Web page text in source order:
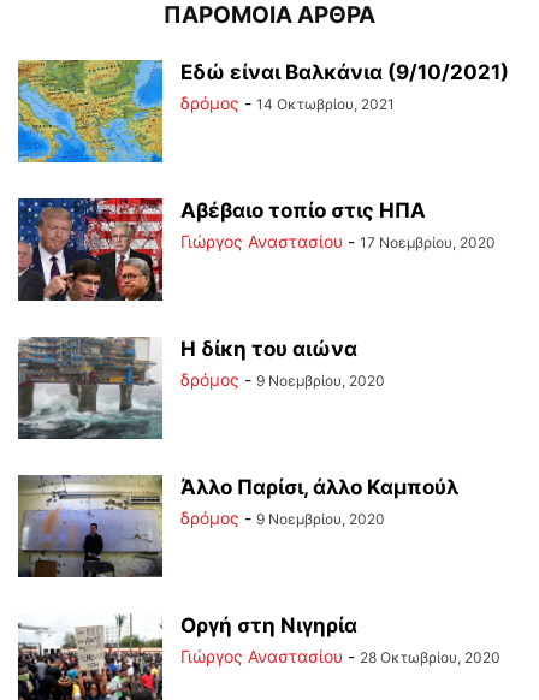
ΠΑΡΟΜΟΙΑ ΑΡΘΡΑ
Εδώ είναι Βαλκάνια (9/10/2021)
δρόμος - 14 Οκτωβρίου, 2021
Αβέβαιο τοπίο στις ΗΠΑ
Γιώργος Αναστασίου - 17 Νοεμβρίου, 2020
Η δίκη του αιώνα
δρόμος - 9 Νοεμβρίου, 2020
Άλλο Παρίσι, άλλο Καμπούλ
δρόμος - 9 Νοεμβρίου, 2020
Οργή στη Νιγηρία
Γιώργος Αναστασίου - 28 Οκτωβρίου, 2020